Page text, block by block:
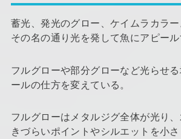
蓄光、発光のグロー、ケイムラカラー
その名の通り光を発して魚にアピール
フルグローや部分グローなど光らせ
ールの仕方を変えている。
フルグローはメタルジグ全体が光り
きづらいポイントやシルエットを小